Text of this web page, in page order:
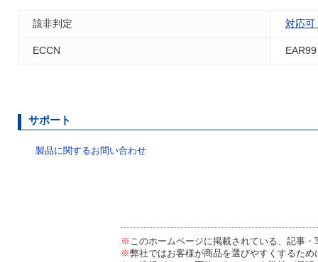
該非判定 対応可
ECCN EAR99
サポート
製品に関するお問い合わせ
※ このホームページに掲載されている、記事
※弊社ではお客様が商品を選びやすくするた